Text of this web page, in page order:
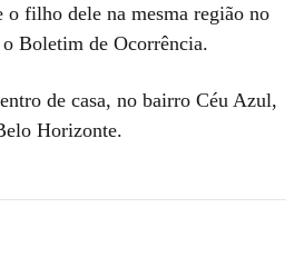
o filho dele na mesma região no
Boletim de Ocorrência.
de casa, no bairro Céu Azul,
Horizonte.